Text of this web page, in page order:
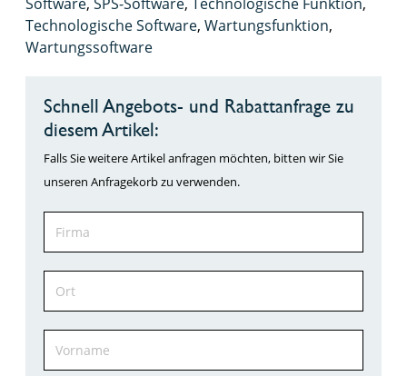
Technologische Software, Wartungsfunktion,
Wartungssoftware
Schnell Angebots- und Rabattanfrage zu
diesem Artikel:
Falls Sie weitere Artikel anfragen möchten, bitten wir Sie
unseren Anfragekorb zu verwenden.